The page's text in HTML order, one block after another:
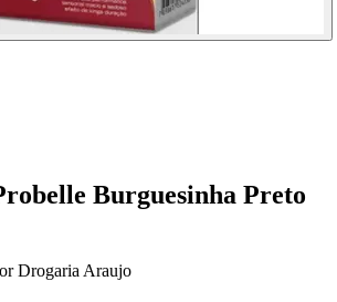
Burguesinha Preto
Drogaria Araujo